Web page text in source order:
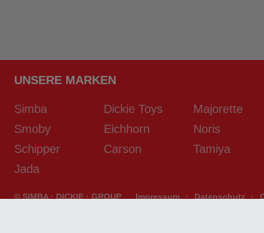
UNSERE MARKEN
Simba Dickie Toys
Majorette
Smoby
Eichhorn
Noris
Schipper
Carson
Tamiya
Jada
© SIMBA · DICKIE · GROUP Impressum · Datenschutz ·